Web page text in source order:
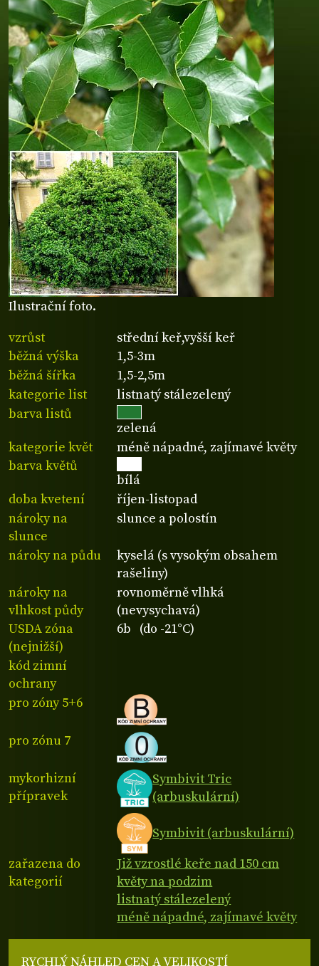
Ilustrační foto.
vzrůst
střední keř,vyšší keř
běžná výška
1,5-3m
běžná šířka
1,5-2,5m
kategorie list
listnatý stálezelený
barva listů
zelená
kategorie květ
méně nápadné, zajímavé květy
barva květů
bílá
doba kvetení
říjen-listopad
nároky na
slunce
slunce a polostín
nároky na půdu
kyselá (s vysokým obsahem
rašeliny)
nároky na
vlhkost půdy
rovnoměrně vlhká
(nevysychavá)
USDA zóna
(nejnižší)
6b (do -21°C)
kód zimní
ochrany
pro zóny 5+6
pro zónu 7
mykorhizní
přípravek
Symbivit Tric
(arbuskulární)
Symbivit (arbuskulární)
zařazena do
kategorií
Již vzrostlé keře nad 150 cm
květy na podzim
listnatý stálezelený
méně nápadné, zajímavé květy
RYCHLÝ NÁHLED CEN A VELIKOSTÍ